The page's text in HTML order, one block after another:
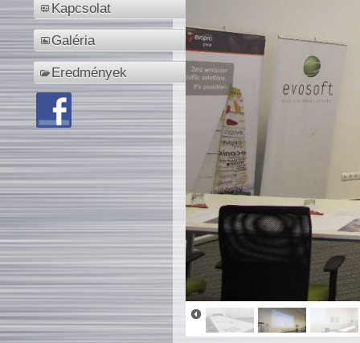
Kapcsolat
Galéria
Eredmények